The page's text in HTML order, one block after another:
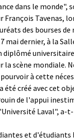
dans le monde",
Tavenas,
des bourses
mai dernier, à la
diplômé
la scène mondiale.
à cette
été créé avec cet
de l'appui
Laval", a-
et